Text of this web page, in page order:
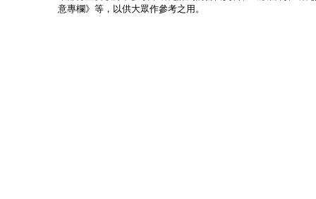
意專欄》等，以供大眾作參考之用。